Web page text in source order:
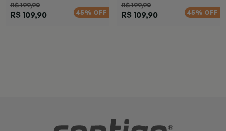
R$ 199,90
R$ 109,90 45% OFF
R$ 199,90
R$ 109,90 45% OFF